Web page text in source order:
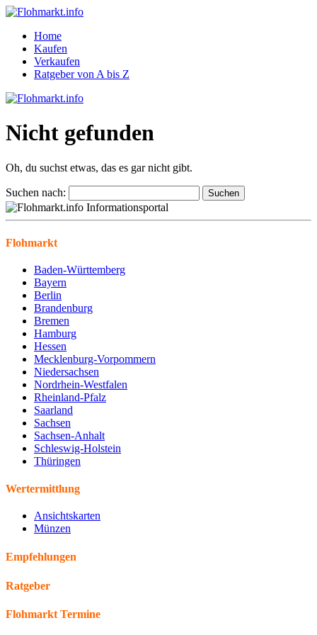
Home
Kaufen
Verkaufen
Ratgeber von A bis Z
Nicht gefunden
Oh, du suchst etwas, das es gar nicht gibt.
Suchen nach:
Flohmarkt
Baden-Württemberg
Bayern
Berlin
Brandenburg
Bremen
Hamburg
Hessen
Mecklenburg-Vorpommern
Niedersachsen
Nordrhein-Westfalen
Rheinland-Pfalz
Saarland
Sachsen
Sachsen-Anhalt
Schleswig-Holstein
Thüringen
Wertermittlung
Ansichtskarten
Münzen
Empfehlungen
Ratgeber
Flohmarkt Termine